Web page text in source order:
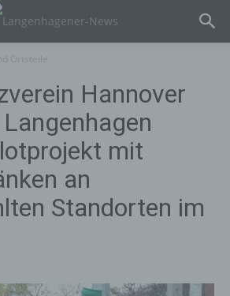
Hannover
mit
an
Standorten im